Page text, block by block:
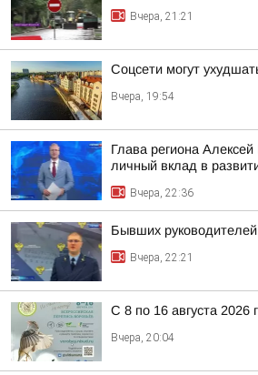
Вчера, 21:21
Соцсети могут
Вчера, 19:54
Глава региона
личный вклад в
Вчера, 22:36
Бывших
Вчера, 22:21
С 8 по 16 августа 2026
Вчера, 20:04